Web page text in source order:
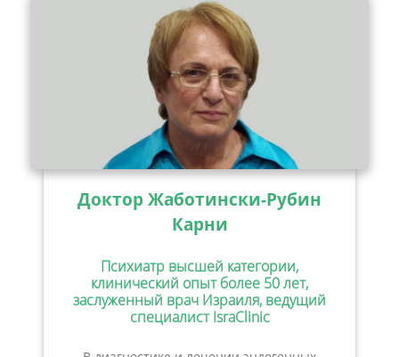
Доктор Жаботински-Рубин
Карни
Психиатр высшей категории,
клинический опыт более 50 лет,
заслуженный врач Израиля, ведущий
специалист IsraClinic